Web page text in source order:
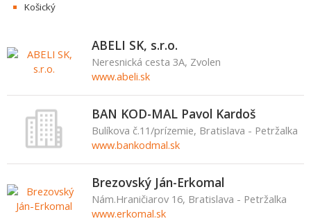
Košický
ABELI SK, s.r.o.
Neresnická cesta 3A, Zvolen
www.abeli.sk
BAN KOD-MAL Pavol Kardoš
Bulíkova č.11/prízemie, Bratislava - Petržalka
www.bankodmal.sk
Brezovský Ján-Erkomal
Nám.Hraničiarov 16, Bratislava - Petržalka
www.erkomal.sk